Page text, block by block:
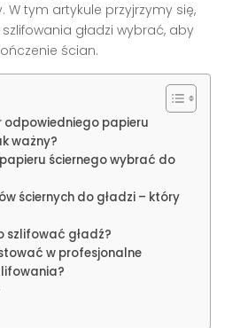
W tym artykule przyjrzymy się,
gładzi wybrać, aby
ścian.
odpowiedniego papieru
ważny?
ściernego wybrać do
ściernych do gładzi – który
szlifować gładź?
w profesjonalne